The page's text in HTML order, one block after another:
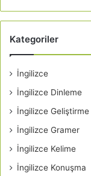
Kategoriler
İngilizce
İngilizce Dinleme
İngilizce Geliştirme
İngilizce Gramer
İngilizce Kelime
İngilizce Konuşma